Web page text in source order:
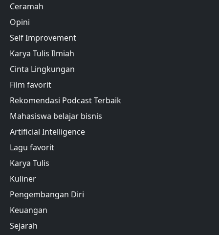
Ceramah
Opini
Self Improvement
Karya Tulis Ilmiah
Cinta Lingkungan
Film favorit
Rekomendasi Podcast Terbaik
Mahasiswa belajar bisnis
Artificial Intelligence
Lagu favorit
Karya Tulis
Kuliner
Pengembangan Diri
Keuangan
Sejarah